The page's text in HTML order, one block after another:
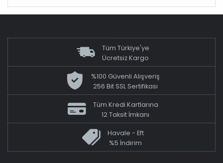
Tüm Türkiye'ye
Ücretsiz Kargo
%100 Güvenli Alışveriş
256 Bit SSL Sertifikası
Tüm Kredi Kartlarına
12 Taksit İmkanı
Havale - Eft
%5 İndirim